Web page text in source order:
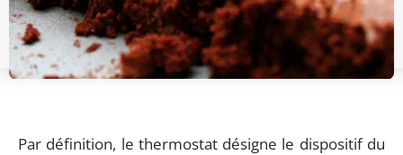
Par définition, le thermostat désigne le dispositif du